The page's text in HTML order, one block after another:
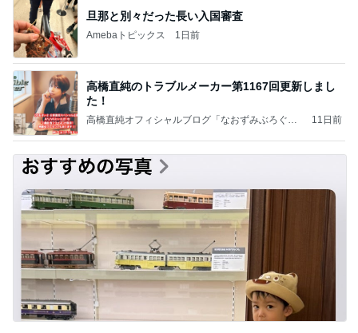
旦那と別々だった長い入国審査
Amebaトピックス 1日前
高橋直純のトラブルメーカー第1167回更新しまし
た！
高橋直純オフィシャルブログ「なおずみぶろぐ」
11日前